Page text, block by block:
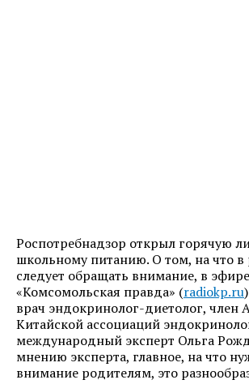
Роспотребнадзор открыл горячую
школьному питанию. О том, на что в
следует обращать внимание, в
«Комсомольская правда» (radiokp.ru
врач эндокринолог-диетолог, член
Китайской ассоциаций
международный эксперт Ольга
мнению эксперта, главное, на что
внимание родителям, это